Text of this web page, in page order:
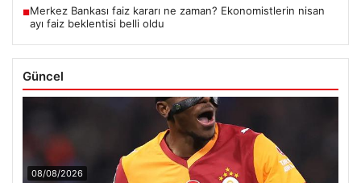
■Merkez Bankası faiz kararı ne zaman? Ekonomistlerin nisan
ayı faiz beklentisi belli oldu
Güncel
08/08/2026